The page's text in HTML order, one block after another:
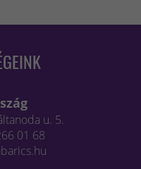
u. 5.
01 68